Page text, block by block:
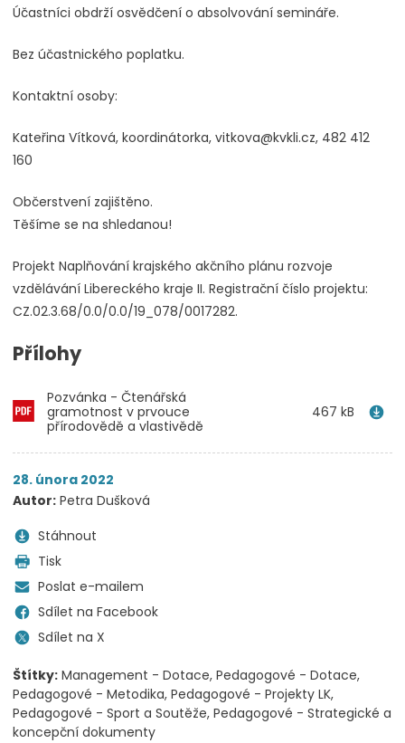
Účastníci obdrží osvědčení o absolvování semináře.
Bez účastnického poplatku.
Kontaktní osoby:
Kateřina Vítková, koordinátorka, vitkova@kvkli.cz, 482 412
160
Občerstvení zajištěno.
Těšíme se na shledanou!
Projekt Naplňování krajského akčního plánu rozvoje
vzdělávání Libereckého kraje II. Registrační číslo projektu:
CZ.02.3.68/0.0/0.0/19_078/0017282.
Přílohy
Pozvánka - Čtenářská
gramotnost v prvouce
přírodovědě a vlastivědě
467 kB
28. února 2022
Autor: Petra Dušková
Stáhnout
Tisk
Poslat e-mailem
Sdílet na Facebook
Sdílet na X
Štítky: Management - Dotace Pedagogové - Dotace
Pedagogové - Metodika Pedagogové - Projekty LK
Pedagogové - Sport a Soutěže Pedagogové - Strategické a
koncepční dokumenty